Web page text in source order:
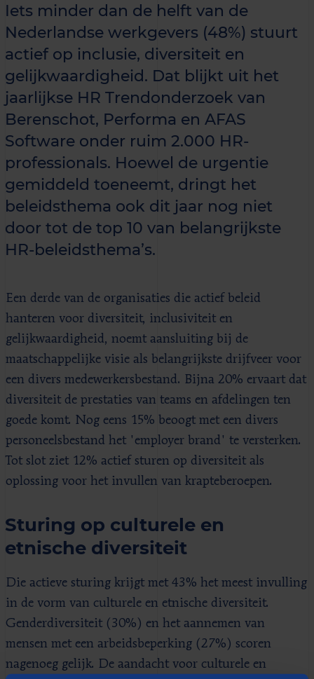
Iets minder dan de helft van de
Nederlandse werkgevers (48%) stuurt
actief op inclusie, diversiteit en
gelijkwaardigheid. Dat blijkt uit het
jaarlijkse HR Trendonderzoek van
Berenschot, Performa en AFAS
Software onder ruim 2.000 HR-
professionals. Hoewel de urgentie
gemiddeld toeneemt, dringt het
beleidsthema ook dit jaar nog niet
door tot de top 10 van belangrijkste
HR-beleidsthema’s.
Een derde van de organisaties die actief beleid
hanteren voor diversiteit, inclusiviteit en
gelijkwaardigheid, noemt aansluiting bij de
maatschappelijke visie als belangrijkste drijfveer voor
een divers medewerkersbestand. Bijna 20% ervaart dat
diversiteit de prestaties van teams en afdelingen ten
goede komt. Nog eens 15% beoogt met een divers
personeelsbestand het 'employer brand' te versterken.
Tot slot ziet 12% actief sturen op diversiteit als
oplossing voor het invullen van krapteberoepen.
Sturing op culturele en
etnische diversiteit
Die actieve sturing krijgt met 43% het meest invulling
in de vorm van culturele en etnische diversiteit.
Genderdiversiteit (30%) en het aannemen van
mensen met een arbeidsbeperking (27%) scoren
nagenoeg gelijk. De aandacht voor culturele en